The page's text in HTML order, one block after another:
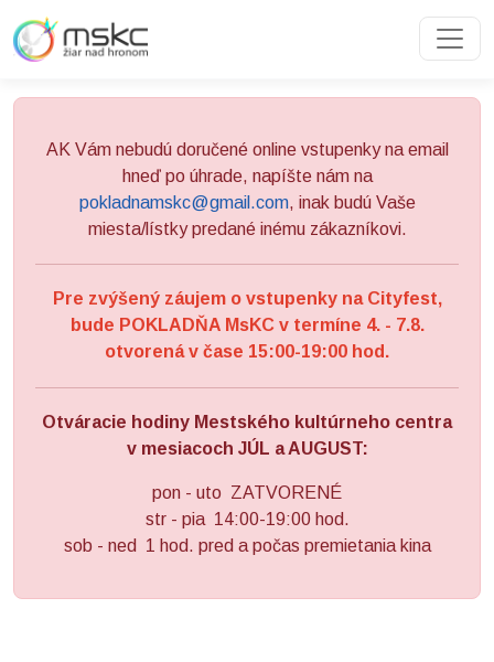
AK Vám nebudú doručené online vstupenky na email
hneď po úhrade, napíšte nám na
pokladnamskc@gmail.com, inak budú Vaše
miesta/lístky predané inému zákazníkovi.
Pre zvýšený záujem o vstupenky na Cityfest,
bude POKLADŇA MsKC v termíne 4. - 7.8.
otvorená v čase 15:00-19:00 hod.
Otváracie hodiny Mestského kultúrneho centra
v mesiacoch JÚL a AUGUST:
pon - uto ZATVORENÉ
str - pia 14:00-19:00 hod.
sob - ned 1 hod. pred a počas premietania kina